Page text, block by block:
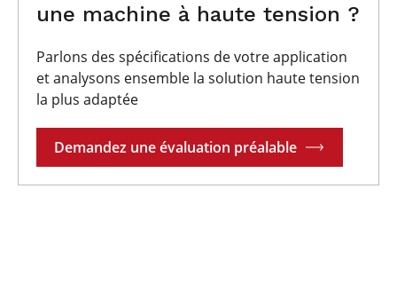
une machine à haute tension ?
Parlons des spécifications de votre application
et analysons ensemble la solution haute tension
la plus adaptée
Demandez une évaluation préalable